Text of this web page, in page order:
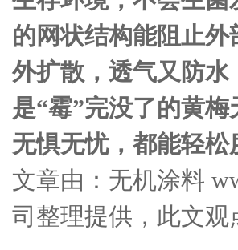
的网状结构能阻止
外扩散，透气又防
是“霉”完没了的黄
无惧无忧，都能轻
文章由：无机涂料
司整理提供，此文